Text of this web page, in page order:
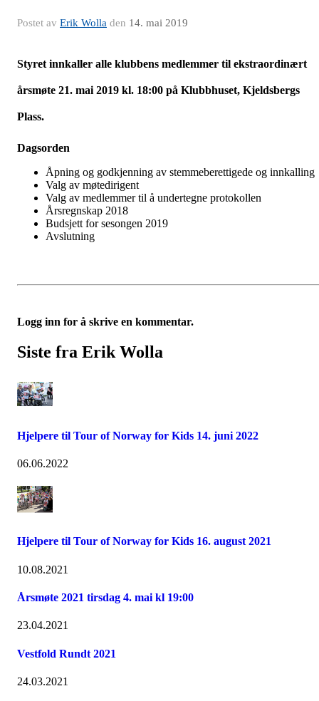
Postet av Erik Wolla den 14. mai 2019
Styret innkaller alle klubbens medlemmer til ekstraordinært
årsmøte 21. mai 2019 kl. 18:00 på Klubbhuset, Kjeldsbergs
Plass.
Dagsorden
Åpning og godkjenning av stemmeberettigede og innkalling
Valg av møtedirigent
Valg av medlemmer til å undertegne protokollen
Årsregnskap 2018
Budsjett for sesongen 2019
Avslutning
Logg inn for å skrive en kommentar.
Siste fra Erik Wolla
Hjelpere til Tour of Norway for Kids 14. juni 2022
06.06.2022
Hjelpere til Tour of Norway for Kids 16. august 2021
10.08.2021
Årsmøte 2021 tirsdag 4. mai kl 19:00
23.04.2021
Vestfold Rundt 2021
24.03.2021